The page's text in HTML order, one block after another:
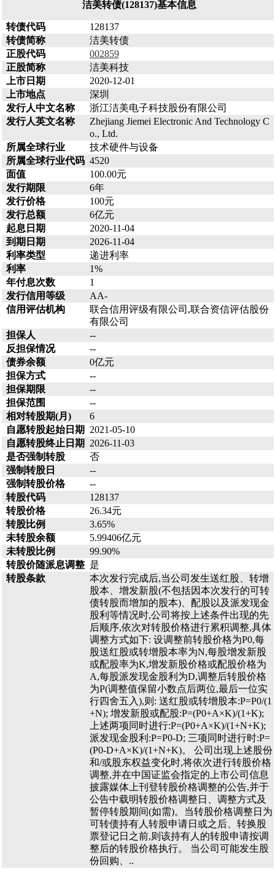
洁美转债(128137)基本信息
转债代码
128137
转债简称
洁美转债
正股代码
002859
正股简称
洁美科技
上市日期
2020-12-01
上市地点
深圳
发行人中文名称
浙江洁美电子科技股份有限公司
发行人英文名称
Zhejiang Jiemei Electronic And Technology C
o., Ltd.
所属全球行业
技术硬件与设备
所属全球行业代码 4520
面值
100.00元
发行期限
6年
发行价格
100元
发行总额
6亿元
起息日期
2020-11-04
到期日期
2026-11-04
利率类型
递进利率
利率
1%
年付息次数
1
发行信用等级
AA-
信用评估机构
联合信用评级有限公司,联合资信评估股份
有限公司
担保人
--
反担保情况
--
债券余额
0亿元
担保方式
--
担保期限
--
担保范围
--
相对转股期(月)
6
自愿转股起始日期
2021-05-10
自愿转股终止日期
2026-11-03
是否强制转股
否
强制转股日
--
强制转股价格
--
转股代码
128137
转股价格
26.34元
转股比例
3.65%
未转股余额
5.99406亿元
未转股比例
99.90%
转股价随派息调整 是
转股条款
本次发行完成后,当公司发生送红股、转增
股本、增发新股(不包括因本次发行的可转
债转股而增加的股本)、配股以及派发现金
股利等情况时,公司将按上述条件出现的先
后顺序,依次对转股价格进行累积调整,具体
调整方式如下: 设调整前转股价格为P0,每
股送红股或转增股本率为N,每股增发新股
或配股率为K,增发新股价格或配股价格为
A,每股派发现金股利为D,调整后转股价格
为P(调整值保留小数点后两位,最后一位实
行四舍五入),则: 送红股或转增股本:P=P0/(1
+N); 增发新股或配股:P=(P0+A×K)/(1+K);
上述两项同时进行:P=(P0+A×K)/(1+N+K);
派发现金股利:P=P0-D; 三项同时进行时:P=
(P0-D+A×K)/(1+N+K)。 公司出现上述股份
和/或股东权益变化时,将依次进行转股价格
调整,并在中国证监会指定的上市公司信息
披露媒体上刊登转股价格调整的公告,并于
公告中载明转股价格调整日、调整方式及
暂停转股期间(如需)。当转股价格调整日为
可转债持有人转股申请日或之后、转换股
票登记日之前,则该持有人的转股申请按调
整后的转股价格执行。 当公司可能发生股
份回购、..